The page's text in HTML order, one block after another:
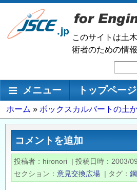
メ
ン
移
このサイトは土
術者のための情
索
メインナビゲーション
メニュー トップページ
パ
ン
ず
ホーム ボックスカルバートの土
コメントを追加
投稿者 hironori | 投稿日時
2003/
セクション
意見交換広場 | タグ